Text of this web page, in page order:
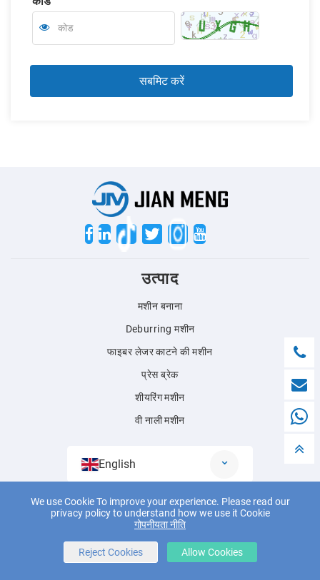
We use Cookie To improve your experience. Please read our
privacy policy to understand how we use it Cookie
गोपनीयता नीति
Reject Cookies Allow Cookies
Twitter
उत्पाद
मशीन बनाना
Deburring मशीन
फाइबर लेजर काटने की मशीन
प्रेस ब्रेक
शीयरिंग मशीन
वी नाली मशीन
English
© 2018 Jianmeng बुद्धिमान उपकरण (ताइझोउ) कं, लिमिटेड सभी अधिकार सुरक्षित।
साइटमैप आरएसएस एक्सएमएल गोपनीयता नीति